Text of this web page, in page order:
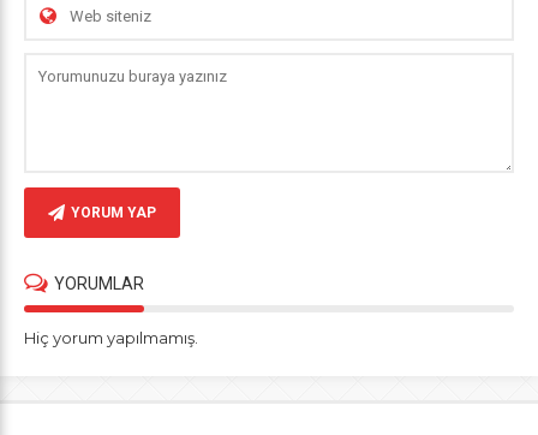
YORUM YAP
YORUMLAR
Hiç yorum yapılmamış.